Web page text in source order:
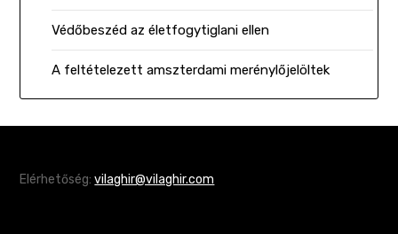
Védőbeszéd az életfogytiglani ellen
A feltételezett amszterdami merénylőjelöltek
Elérhetőség:vilaghir@vilaghir.com